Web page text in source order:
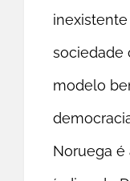
sociedade
modelo
Noruega é